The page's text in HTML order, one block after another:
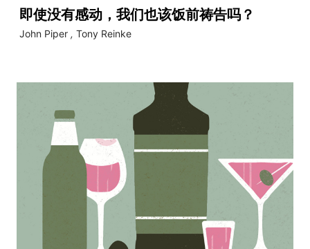
即使没有感动，我们也该饭前祷告吗？
John Piper , Tony Reinke